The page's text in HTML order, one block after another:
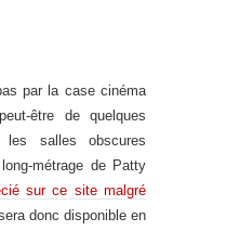
par la case cinéma
être de quelques
les salles obscures
métrage de Patty
sur ce site malgré
donc disponible en